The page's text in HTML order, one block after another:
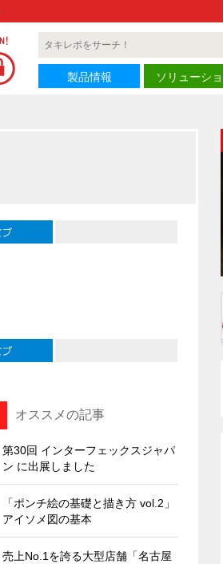
製品情報 ソリューシ
オススメの記事
第30回 インターフェックスジャパ
ン に出展しました
「ポンチ絵の基礎と描き方 vol.2」
アイソメ図の基本
売上No.1を誇る大型店舗「名古屋